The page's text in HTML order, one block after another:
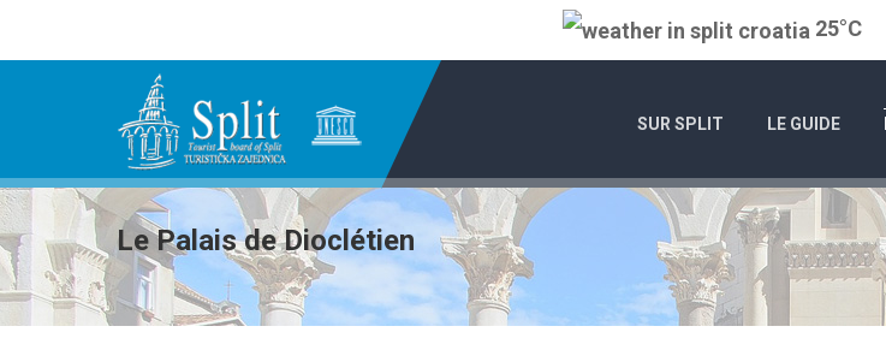
25°C
SUR SPLIT LE GUIDE
Le Palais de Dioclétien